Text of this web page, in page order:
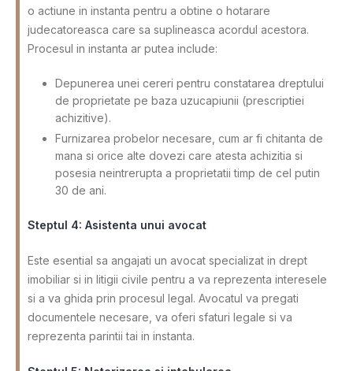
o actiune in instanta pentru a obtine o hotarare
judecatoreasca care sa suplineasca acordul acestora.
Procesul in instanta ar putea include:
Depunerea unei cereri pentru constatarea dreptului
de proprietate pe baza uzucapiunii (prescriptiei
achizitive).
Furnizarea probelor necesare, cum ar fi chitanta de
mana si orice alte dovezi care atesta achizitia si
posesia neintrerupta a proprietatii timp de cel putin
30 de ani.
Steptul 4: Asistenta unui avocat
Este esential sa angajati un avocat specializat in drept
imobiliar si in litigii civile pentru a va reprezenta interesele
si a va ghida prin procesul legal. Avocatul va pregati
documentele necesare, va oferi sfaturi legale si va
reprezenta parintii tai in instanta.